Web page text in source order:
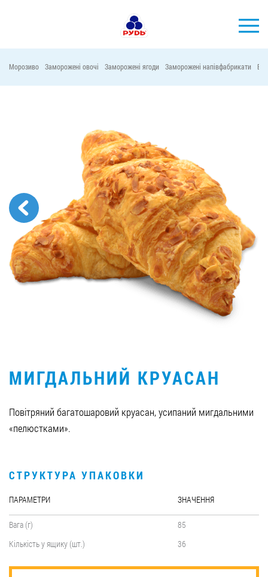
КОМПАНІЯ
СПОЖИВАЧАМ
АКЦІЇ
ПРЕС-ЦЕНТР
ХОРЕКА
Тендерні закупівлі
Контакти
Вакансії
СТАТИ ПАРТНЕРОМ
0412 48 28 17
Морозиво Заморожені овочі Заморожені ягоди Заморожені напівфабрикати
МИГДАЛЬНИЙ КРУАСАН
Повітряний багатошаровий круасан, усипаний мигдальними
«пелюстками».
СТРУКТУРА УПАКОВКИ
ПАРАМЕТРИ ЗНАЧЕННЯ
Вага (г)
85
Кількість у ящику (шт.)
36